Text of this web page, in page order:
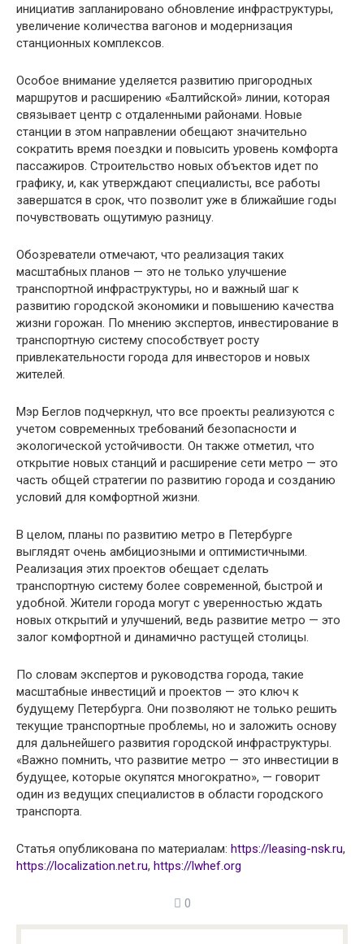
инициатив запланировано обновление инфраструктуры,
увеличение количества вагонов и модернизация
станционных комплексов.
Особое внимание уделяется развитию пригородных
маршрутов и расширению «Балтийской» линии, которая
связывает центр с отдаленными районами. Новые
станции в этом направлении обещают значительно
сократить время поездки и повысить уровень комфорта
пассажиров. Строительство новых объектов идет по
графику, и, как утверждают специалисты, все работы
завершатся в срок, что позволит уже в ближайшие годы
почувствовать ощутимую разницу.
Обозреватели отмечают, что реализация таких
масштабных планов — это не только улучшение
транспортной инфраструктуры, но и важный шаг к
развитию городской экономики и повышению качества
жизни горожан. По мнению экспертов, инвестирование в
транспортную систему способствует росту
привлекательности города для инвесторов и новых
жителей.
Мэр Беглов подчеркнул, что все проекты реализуются с
учетом современных требований безопасности и
экологической устойчивости. Он также отметил, что
открытие новых станций и расширение сети метро — это
часть общей стратегии по развитию города и созданию
условий для комфортной жизни.
В целом, планы по развитию метро в Петербурге
выглядят очень амбициозными и оптимистичными.
Реализация этих проектов обещает сделать
транспортную систему более современной, быстрой и
удобной. Жители города могут с уверенностью ждать
новых открытий и улучшений, ведь развитие метро — это
залог комфортной и динамично растущей столицы.
По словам экспертов и руководства города, такие
масштабные инвестиций и проектов — это ключ к
будущему Петербурга. Они позволяют не только решить
текущие транспортные проблемы, но и заложить основу
для дальнейшего развития городской инфраструктуры.
«Важно помнить, что развитие метро — это инвестиции в
будущее, которые окупятся многократно», — говорит
один из ведущих специалистов в области городского
транспорта.
Статья опубликована по материалам: https://leasing-nsk.ru,
https://localization.net.ru, https://lwhef.org
0